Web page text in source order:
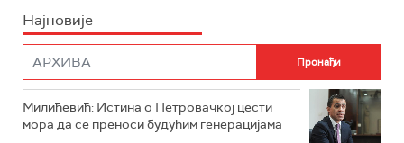
Најновије
Милићевић: Истина о Петровачкој цести
мора да се преноси будућим генерацијама